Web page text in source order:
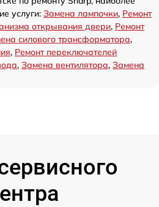
услуги: Замена лампочки, Ремонт
открывания двери, Ремонт
силового трансформатора,
, Ремонт переключателей
, Замена вентилятора, Замена